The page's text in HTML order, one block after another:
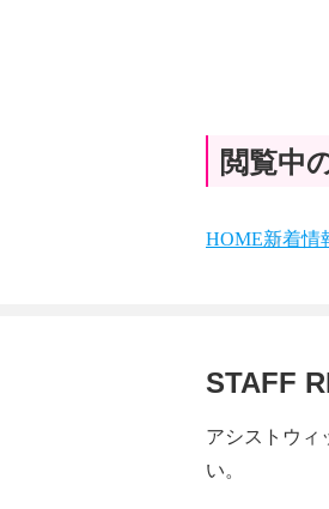
閲覧中
HOME新着情
STAFF
アシストウィ
い。